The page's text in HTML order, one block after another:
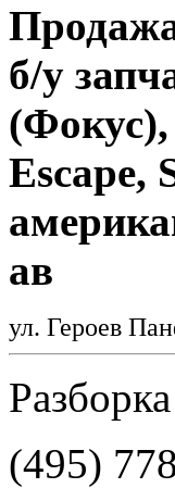
б/у
Escape,
ав
ул. Героев
(495)